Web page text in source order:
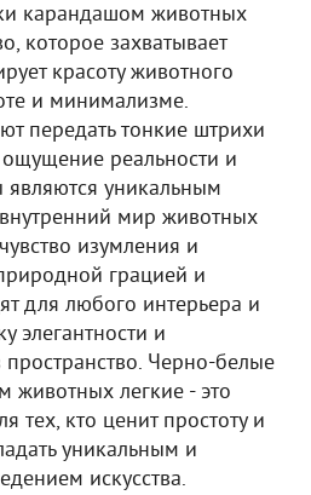
карандашом животных
которое захватывает
красоту животного
и минимализме.
передать тонкие штрихи
ощущение реальности и
являются уникальным
мир животных
изумления и
грацией и
для любого интерьера и
элегантности и
Черно-белые
животных легкие - это
тех, кто ценит простоту и
уникальным и
искусства.